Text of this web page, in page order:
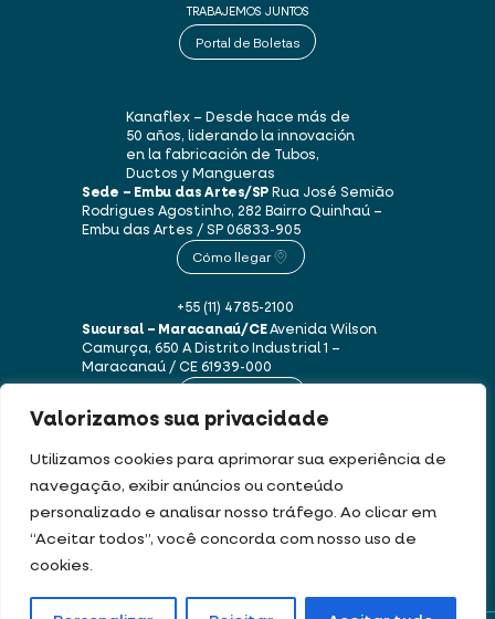
Valorizamos sua privacidade
Utilizamos cookies para aprimorar sua experiência de
navegação, exibir anúncios ou conteúdo
personalizado e analisar nosso tráfego. Ao clicar em
“Aceitar todos”, você concorda com nosso uso de
cookies.
TRABAJEMOS JUNTOS
Portal de Boletas
Kanaflex – Desde hace más de
50 años, liderando la innovación
en la fabricación de Tubos,
Ductos y Mangueras
Sede – Embu das Artes/SP Rua José Semião
Rodrigues Agostinho, 282 Bairro Quinhaú –
Embu das Artes / SP06833-905
Cómo llegar
+55 (11) 4785-2100
Sucursal – Maracanaú/CEAvenida Wilson
Camurça, 650 ADistrito Industrial 1 –
Maracanaú / CE61939-000
Este sitio web utiliza cookies y datos personales de acuerdo con nuestros